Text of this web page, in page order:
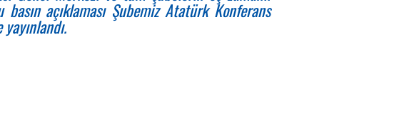
açıklaması Şubemiz Atatürk Konferans